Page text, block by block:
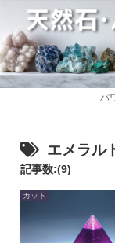
パ
エメラル
記事数:(9)
カット